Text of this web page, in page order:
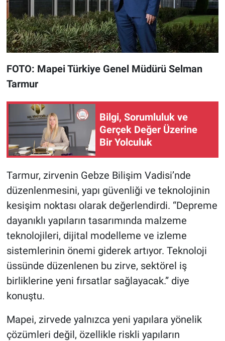
FOTO: Mapei Türkiye Genel Müdürü Selman
Tarmur
Bilgi, Sorumluluk ve
Gerçek Değer Üzerine
Bir Yolculuk
Tarmur, zirvenin Gebze Bilişim Vadisi’nde
düzenlenmesini, yapı güvenliği ve teknolojinin
kesişim noktası olarak değerlendirdi. “Depreme
dayanıklı yapıların tasarımında malzeme
teknolojileri, dijital modelleme ve izleme
sistemlerinin önemi giderek artıyor. Teknoloji
üssünde düzenlenen bu zirve, sektörel iş
birliklerine yeni fırsatlar sağlayacak.” diye
konuştu.
Mapei, zirvede yalnızca yeni yapılara yönelik
çözümleri değil, özellikle riskli yapıların